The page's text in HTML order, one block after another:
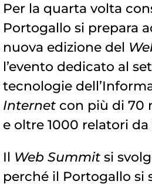
Per la quarta volta
Portogallo si prepara
nuova edizione del
l’evento dedicato al
tecnologie
Internet con più di 70
e oltre 1000 relatori
Il Web Summit si
perché il Portogallo si